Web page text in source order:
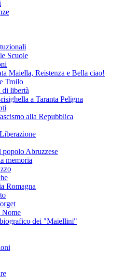
Scuole
Maiella, Reistenza e Bella ciao!
Troilo
di libertà
a Taranta Peligna
alla Repubblica
popolo Abruzzese
memoria
Romagna
Nome
dei "Maiellini"